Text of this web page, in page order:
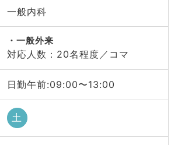
一般内科
一般外来
対応人数：20名程度／コマ
日勤午前:09:00〜13:00
土